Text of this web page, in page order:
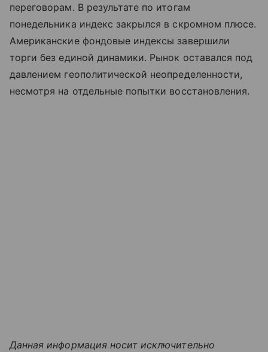
переговорам. В результате по итогам
понедельника индекс закрылся в скромном плюсе.
Американские фондовые индексы завершили
торги без единой динамики. Рынок оставался под
давлением геополитической неопределенности,
несмотря на отдельные попытки восстановления.
Данная информация носит исключительно